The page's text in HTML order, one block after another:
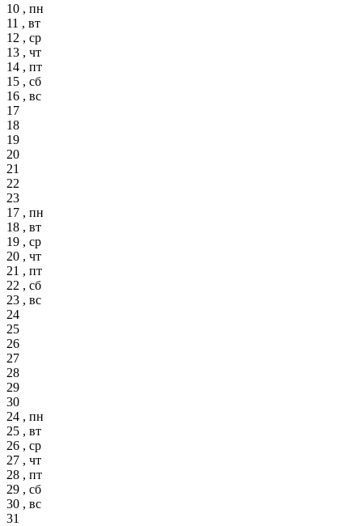
10 , пн
11 , вт
12 , ср
13 , чт
14 , пт
15 , сб
16 , вс
17
18
19
20
21
22
23
17 , пн
18 , вт
19 , ср
20 , чт
21 , пт
22 , сб
23 , вс
24
25
26
27
28
29
30
24 , пн
25 , вт
26 , ср
27 , чт
28 , пт
29 , сб
30 , вс
31